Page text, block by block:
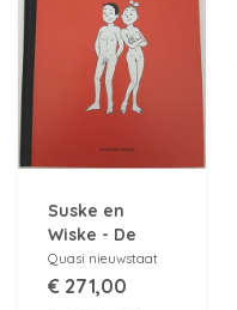
Suske en
Wiske - De
prachtige
persiflages -
Quasi nieuwstaat
€ 271,00